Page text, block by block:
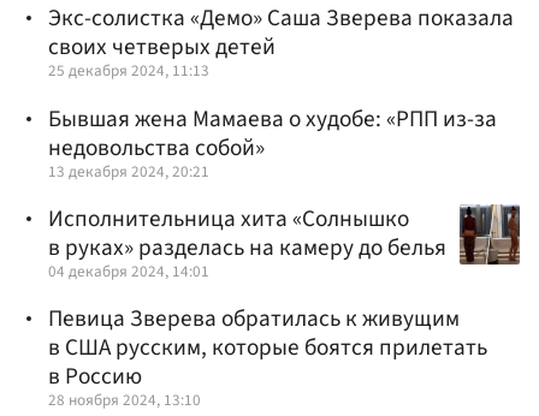
Экс-солистка «Демо» Саша Зверева показала
своих четверых детей
25 декабря 2024, 11:13
Бывшая жена Мамаева о худобе: «РПП из-за
недовольства собой»
13 декабря 2024, 20:21
Исполнительница хита «Солнышко
в руках» разделась на камеру до белья
04 декабря 2024, 14:01
Певица Зверева обратилась к живущим
в США русским, которые боятся прилетать
в Россию
28 ноября 2024, 13:10